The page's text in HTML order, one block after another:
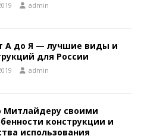
admin
А до Я — лучшие виды и
для России
admin
Митлайдеру своими
конструкции и
использования